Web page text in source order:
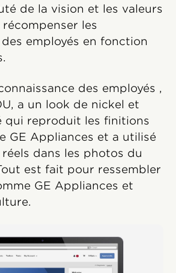
de la vision et les valeurs
les
employés en fonction
des employés ,
a un look de nickel et
qui reproduit les finitions
GE Appliances et a utilisé
dans les photos du
est fait pour ressembler
GE Appliances et